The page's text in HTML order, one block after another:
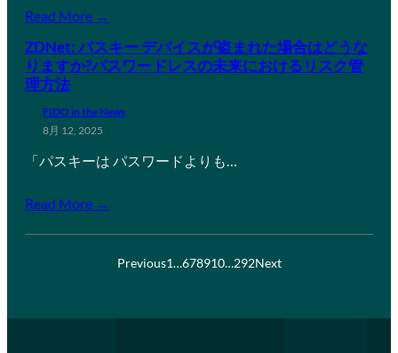
Read More →
ZDNet: パスキー デバイスが盗まれた場合はどうな
りますか?パスワードレスの未来におけるリスク管
理方法
FIDO in the News
8月 12, 2025
「パスキーは パスワードよりも…
Read More →
Previous1…678910…292Next